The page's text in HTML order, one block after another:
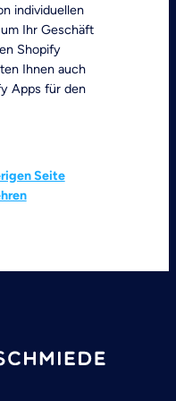
individuellen
Ihr Geschäft
Shopify
Ihnen auch
Apps für den
Seite